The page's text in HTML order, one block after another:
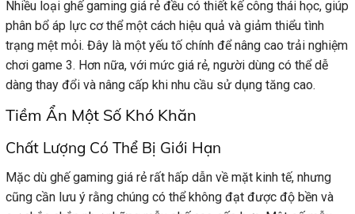
Nhiều loại ghế gaming giá rẻ đều có thiết kế công thái học, giúp
phân bổ áp lực cơ thể một cách hiệu quả và giảm thiểu tình
trạng mệt mỏi. Đây là một yếu tố chính để nâng cao trải nghiệm
chơi game 3. Hơn nữa, với mức giá rẻ, người dùng có thể dễ
dàng thay đổi và nâng cấp khi nhu cầu sử dụng tăng cao.
Tiềm Ẩn Một Số Khó Khăn
Chất Lượng Có Thể Bị Giới Hạn
Mặc dù ghế gaming giá rẻ rất hấp dẫn về mặt kinh tế, nhưng
cũng cần lưu ý rằng chúng có thể không đạt được độ bền và